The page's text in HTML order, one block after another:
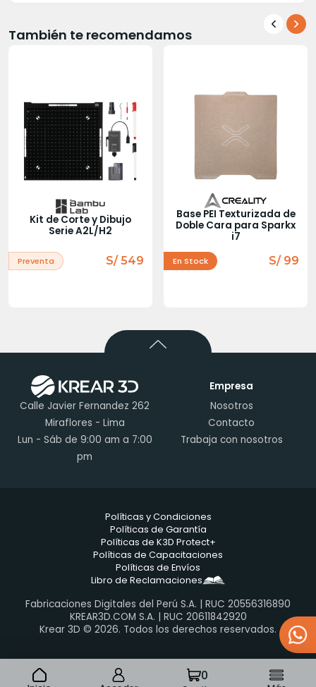
0
También te recomendamos
Kit de Corte y Dibujo
Serie A2L/H2
Preventa S/ 549
Base PEI Texturizada de
Doble Cara para Sparkx
i7
En Stock S/ 99
Calle Javier Fernandez 262
Miraflores - Lima
Lun - Sáb de 9:00 am a 7:00
pm
Empresa
Nosotros
Contacto
Trabaja con nosotros
Políticas y Condiciones
Políticas de Garantía
Políticas de K3D Protect+
Políticas de Capacitaciones
Políticas de Envíos
Libro de Reclamaciones
Fabricaciones Digitales del Perú S.A. | RUC 20556316890
KREAR3D.COM S.A. | RUC 20611842920
Krear 3D © 2026. Todos los derechos reservados.